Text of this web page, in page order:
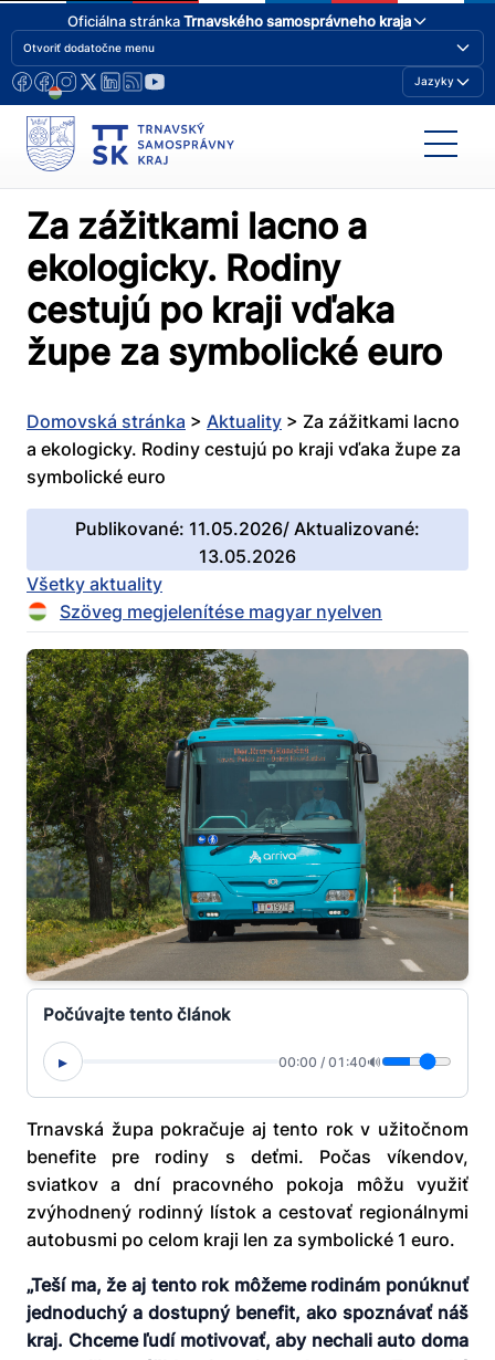
Oficiálna stránkaTrnavského samosprávneho kraja
Otvoriť dodatočne menu
Jazyky
Za zážitkami lacno a
ekologicky. Rodiny
cestujú po kraji vďaka
župe za symbolické euro
Domovská stránka > Aktuality > Za zážitkami lacno
a ekologicky. Rodiny cestujú po kraji vďaka župe za
symbolické euro
Publikované: 11.05.2026/ Aktualizované:
13.05.2026
Všetky aktuality
Szöveg megjelenítése magyar nyelven
Počúvajte tento článok
▸ 00:00 / 01:40🔊
Trnavská župa pokračuje aj tento rok v užitočnom
benefite pre rodiny s deťmi. Počas víkendov,
sviatkov a dní pracovného pokoja môžu využiť
zvýhodnený rodinný lístok a cestovať regionálnymi
autobusmi po celom kraji len za symbolické 1 euro.
„Teší ma, že aj tento rok môžeme rodinám ponúknuť
jednoduchý a dostupný benefit, ako spoznávať náš
kraj. Chceme ľudí motivovať, aby nechali auto doma